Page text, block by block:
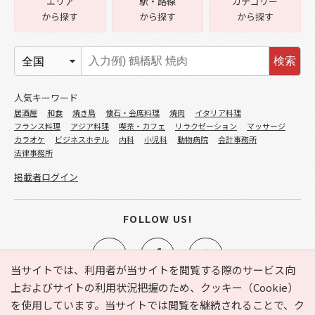
当サイトでは、利用者が当サイトを閲覧する際のサービス向
上およびサイトの利用状況把握のため、クッキー（Cookie）
を使用しています。当サイトでは閲覧を継続されることで、ク
e-NAVITA（イーナビタ）とは？ お気に入り ヘルプ
から探す
から探す
から探す
検索
人気キーワード
居酒屋 和食 焼き鳥 懐石・会席料理 焼肉
イタリア料理
フランス料理
アジア料理 喫茶・カフェ リラクゼーション
マッサージ
カラオケ
ビジネスホテル 内科 小児科 動物病院
会計事務所
法律事務所
掲載者ログイン
FOLLOW US!